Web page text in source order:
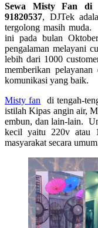
Sewa Misty Fan di
91820537, DJTek
tergolong masih muda.
ini pada bulan
pengalaman melayani
lebih dari 1000
memberikan
komunikasi yang baik.
Misty fan di tengah-
istilah Kipas angin air,
embun, dan lain-lain.
kecil yaitu 220v atau
masyarakat secara